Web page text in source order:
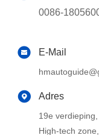
0086-
E-Mail
Adres
19e
High-tech